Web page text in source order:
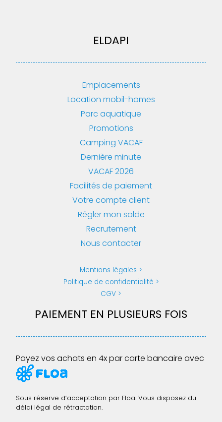
ELDAPI
Emplacements
Location mobil-homes
Parc aquatique
Promotions
Camping VACAF
Dernière minute
VACAF 2026
Facilités de paiement
Votre compte client
Régler mon solde
Recrutement
Nous contacter
Mentions légales
Politique de confidentialité
CGV
PAIEMENT EN PLUSIEURS FOIS
Payez vos achats en 4x par carte bancaire avec
Sous réserve d’acceptation par Floa. Vous disposez du
délai légal de rétractation.